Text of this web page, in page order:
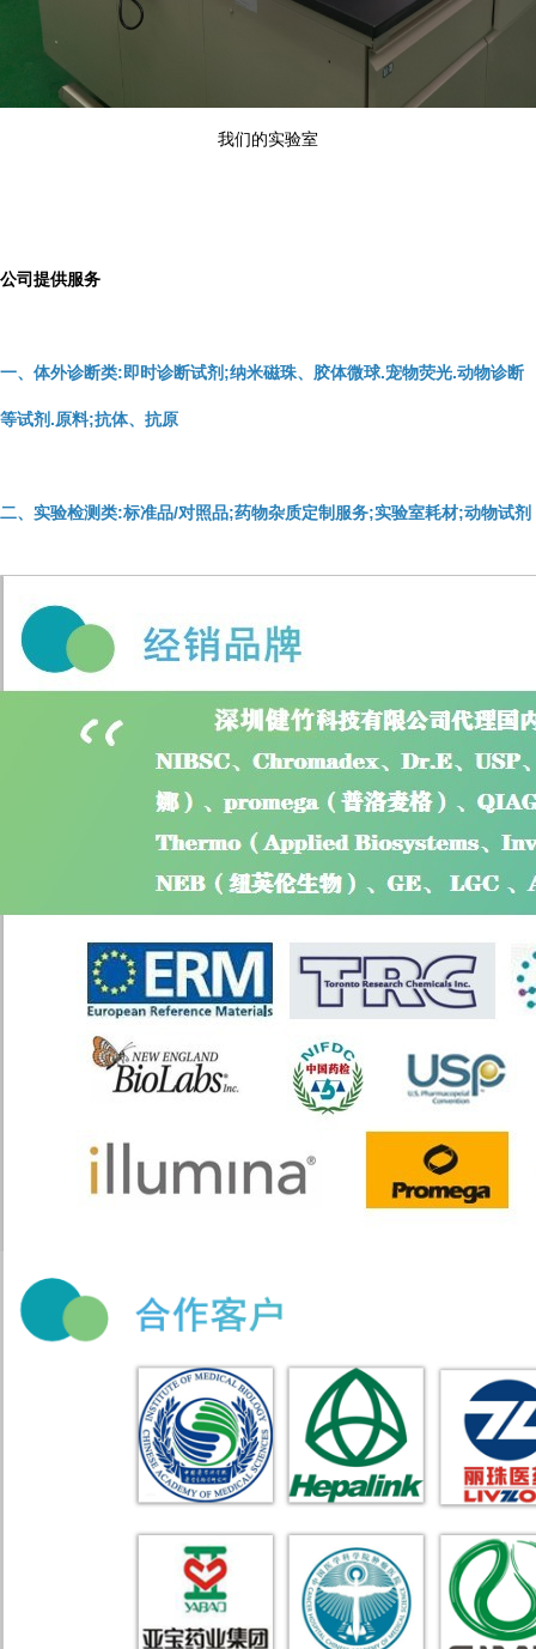
我们的实验室
公司提供服务
一、体外诊断类:即时诊断试剂;纳米磁珠、胶体微球.宠物荧光.动物诊断
等试剂.原料;抗体、抗原
二、实验检测类:标准品/对照品;药物杂质定制服务;实验室耗材;动物试剂